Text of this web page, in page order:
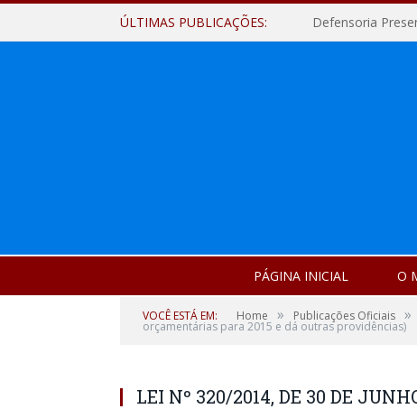
ÚLTIMAS PUBLICAÇÕES: Defensoria
PÁGINA INICIAL O
VOCÊ ESTÁ EM: Home » Publicações Oficiais »
orçamentárias para 2015 e dá outras providências)
LEI Nº 320/2014, DE 30 DE